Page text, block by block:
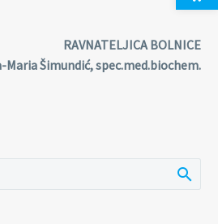
RAVNATELJICA BOLNICE
Maria Šimundić, spec.med.biochem.